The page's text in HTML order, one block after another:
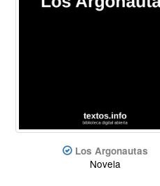
Los Argonautas
Novela